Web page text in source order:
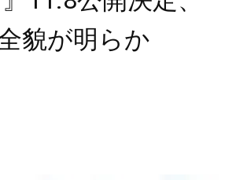
貌が明らか